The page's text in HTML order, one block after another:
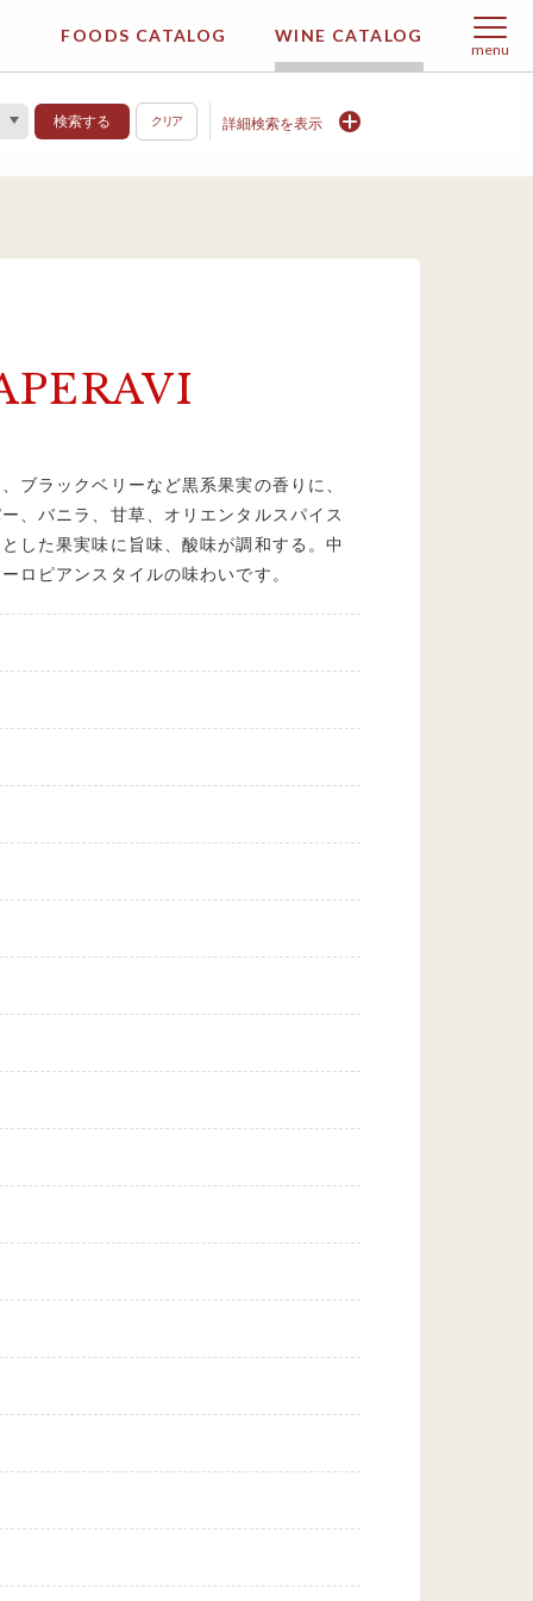
FOODS CATALOG WINE CATALOG
menu
検索する クリア 詳細検索を表示
ブラックベリーなど黒系果実の香りに、
、バニラ、甘草、オリエンタルスパイス
した果実味に旨味、酸味が調和する。中
ロピアンスタイルの味わいです。